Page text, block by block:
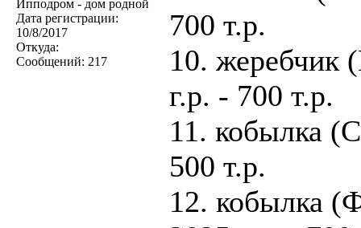
Ипподром - дом родной
Дата регистрации:
10/8/2017
Откуда:
Сообщений: 217
700 т.р.
10. жеребчик
г.р. - 700 т.р.
11. кобылка
500 т.р.
12. кобылка